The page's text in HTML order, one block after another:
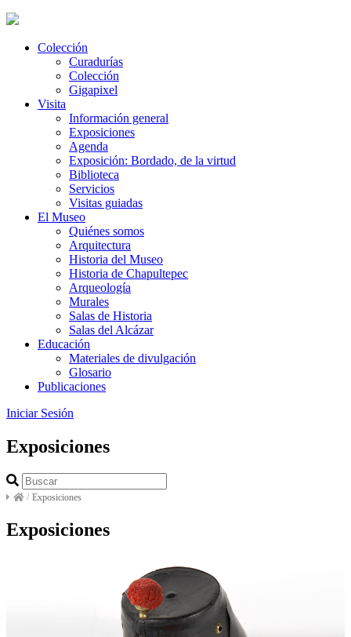
Colección
Curadurías
Colección
Gigapixel
Visita
Información general
Exposiciones
Agenda
Exposición: Bordado, de la virtud
Biblioteca
Servicios
Visitas guiadas
El Museo
Quiénes somos
Arquitectura
Historia del Museo
Historia de Chapultepec
Arqueología
Murales
Salas de Historia
Salas del Alcázar
Educación
Materiales de divulgación
Glosario
Publicaciones
Iniciar Sesión
Exposiciones
/ Exposiciones
Exposiciones